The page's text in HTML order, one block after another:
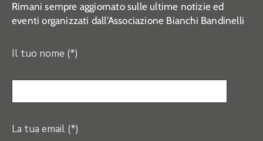
Rimani sempre aggiornato sulle ultime notizie ed
eventi organizzati dall’Associazione Bianchi Bandinelli
Il tuo nome (*)
La tua email (*)